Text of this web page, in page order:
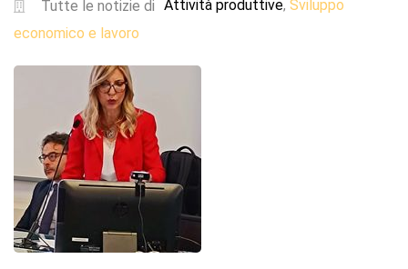
Tutte le notizie di Attività produttive, Sviluppo
economico e lavoro